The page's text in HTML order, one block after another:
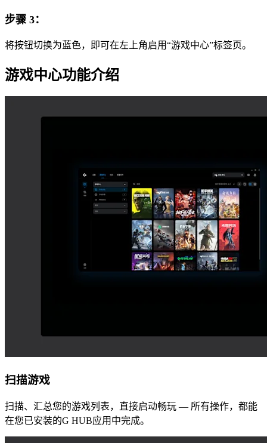
步骤 3：
将按钮切换为蓝色，即可在左上角启用“游戏中心”标签页。
游戏中心功能介绍
扫描游戏
扫描、汇总您的游戏列表，直接启动畅玩 — 所有操作，都能
在您已安装的G HUB应用中完成。